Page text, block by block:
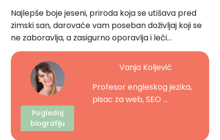
Najlepše boje jeseni, priroda koja se utišava pred
zimski san, darovaće vam poseban doživljaj koji se
ne zaboravlja, a zasigurno oporavlja i leči…
Pogledaj
biografiju
Vanja Koljević
Profesor engleskog jezika,
pisac za web, SEO ...